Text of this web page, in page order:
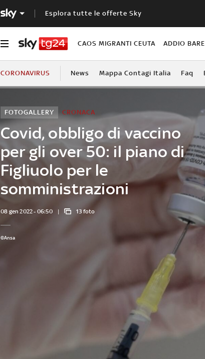
Esplora tutte le offerte Sky
CAOS MIGRANTI CEUTA ADDIO
CORONAVIRUS News Mappa Contagi Italia Faq
Covid, obbligo di vaccino
per gli over 50: il piano di
Figliuolo per le
somministrazioni
CRONACA
FOTOGALLERY
08 gen 2022 - 06:50 13 foto
©Ansa